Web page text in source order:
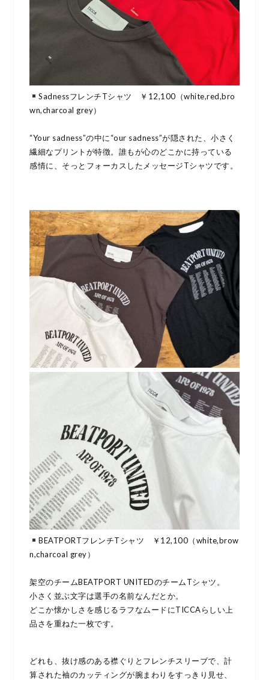
SadnessフレンチTシャツ ￥12,100（white,red,bro
wn,charcoal grey）
“Your sadness”の中に“our sadness”が隠された、小さく
繊細なプリントが特徴。誰もが心のどこかに持っている
感情に、そっとフォーカスしたメッセージTシャツです。
BEATPORTフレンチTシャツ ￥12,100（white,brow
n,charcoal grey）
架空のチームBEATPORT UNITEDのチームTシャツ。
小さく並ぶ文字は選手の名前なんだとか。
どこか懐かしさを感じるラフなムードにTICCAらしい上
品さを重ねた一枚です。
どれも、抜け感のある襟ぐりとフレンチスリーブで、計
算された袖のカッティングが腕まわりをすっきり見せ、